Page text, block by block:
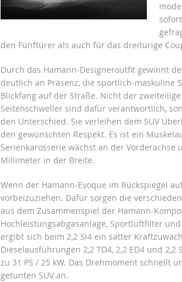
den Fünftürer als auch für das dreitürige
Durch das Hamann-Designeroutfit gewinnt
deutlich an Präsenz, die sportlich-maskuline
Blickfang auf der Straße. Nicht der
Seitenschweller sind dafür verantwortlich,
den Unterschied. Sie verleihen dem SUV
den gewünschten Respekt. Es ist ein
Serienkarosserie wächst an der
Millimeter in der Breite.
Wenn der Hamann-Evoque im Rückspiegel
vorbeizuziehen. Dafür sorgen die
aus dem Zusammenspiel der Hamann-
Hochleistungsabgasanlage, Sportluftfilter
ergibt sich beim 2,2 Si4 ein satter
Dieselausführungen 2,2 TD4, 2,2 ED4 und
zu 31 PS / 25 kW. Das Drehmoment schnellt
getunten SUV an.